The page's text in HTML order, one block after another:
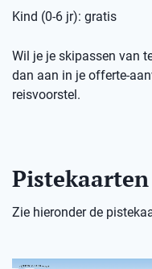
Kind (0-6 jr): gratis
Wil je je skipassen van
dan aan in je offerte-
reisvoorstel.
Pistekaarten
Zie hieronder de